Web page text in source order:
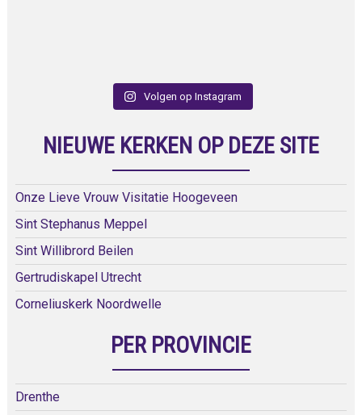
Volgen op Instagram
NIEUWE KERKEN OP DEZE SITE
Onze Lieve Vrouw Visitatie Hoogeveen
Sint Stephanus Meppel
Sint Willibrord Beilen
Gertrudiskapel Utrecht
Corneliuskerk Noordwelle
PER PROVINCIE
Drenthe